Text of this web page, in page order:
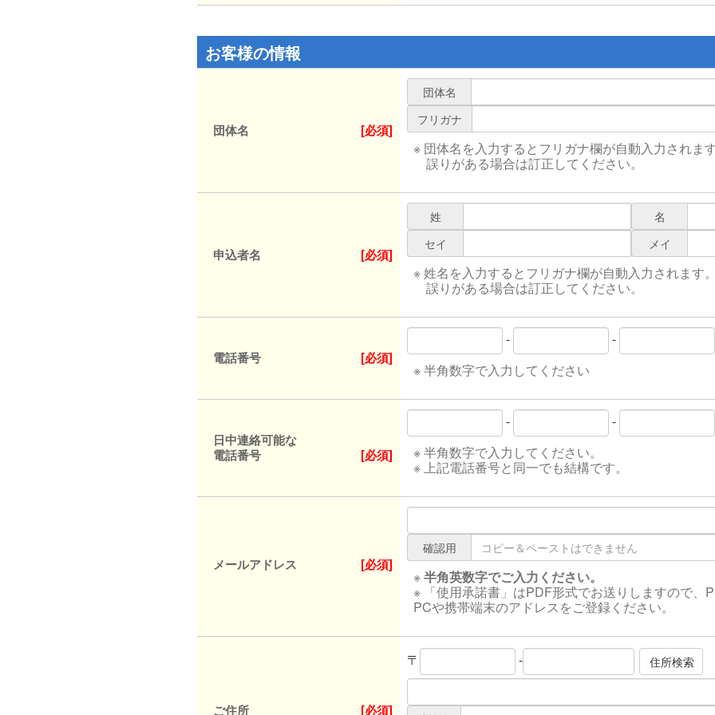
お客様の情報
団体名 [必須]
団体名
フリガナ
※ 団体名を入力するとフリガナ欄が自動入力されま
誤りがある場合は訂正してください。
申込者名 [必須]
姓
名
セイ
メイ
※ 姓名を入力するとフリガナ欄が自動入力されます
誤りがある場合は訂正してください。
電話番号 [必須]
-
-
※ 半角数字で入力してください
日中連絡可能な
電話番号
[必須]
-
-
※ 半角数字で入力してください。
※ 上記電話番号と同一でも結構です。
メールアドレス [必須]
確認用
※半角英数字でご入力ください。
※ 「使用承諾書」はPDF形式でお送りしますので、
PCや携帯端末のアドレスをご登録ください。
ご住所 [必須]
〒 -